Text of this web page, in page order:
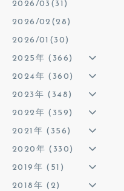
2026/03(31)
2026/02(28)
2026/01(30)
2025年 (366)
2024年 (360)
2023年 (348)
2022年 (359)
2021年 (356)
2020年 (330)
2019年 (51)
2018年 (2)